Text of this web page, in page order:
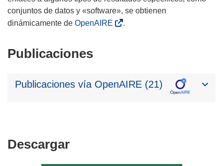
conjuntos de datos y «software», se obtienen
dinámicamente de OpenAIRE .
Publicaciones
Publicaciones vía OpenAIRE (21)
DescargarDescargar